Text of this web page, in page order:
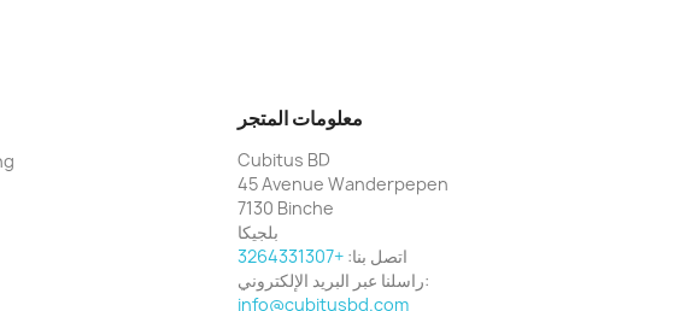
معلومات المتجر
Cubitus BD
45 Avenue Wanderpepen
7130 Binche
بلجيكا
اتصل بنا: +3264331307
راسلنا عبر البريد الإلكتروني:
info@cubitusbd.com